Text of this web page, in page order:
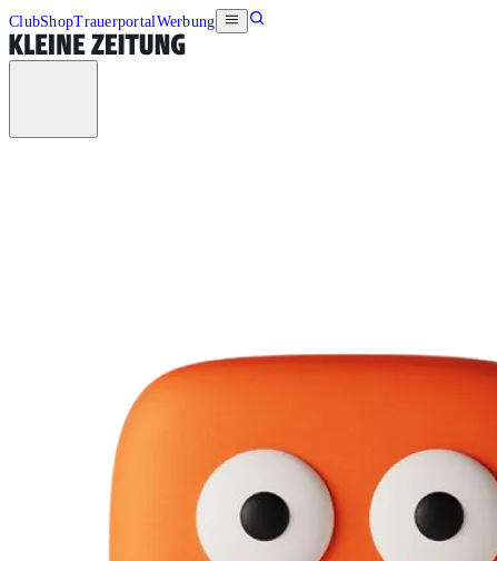
ClubShopTrauerportalWerbung